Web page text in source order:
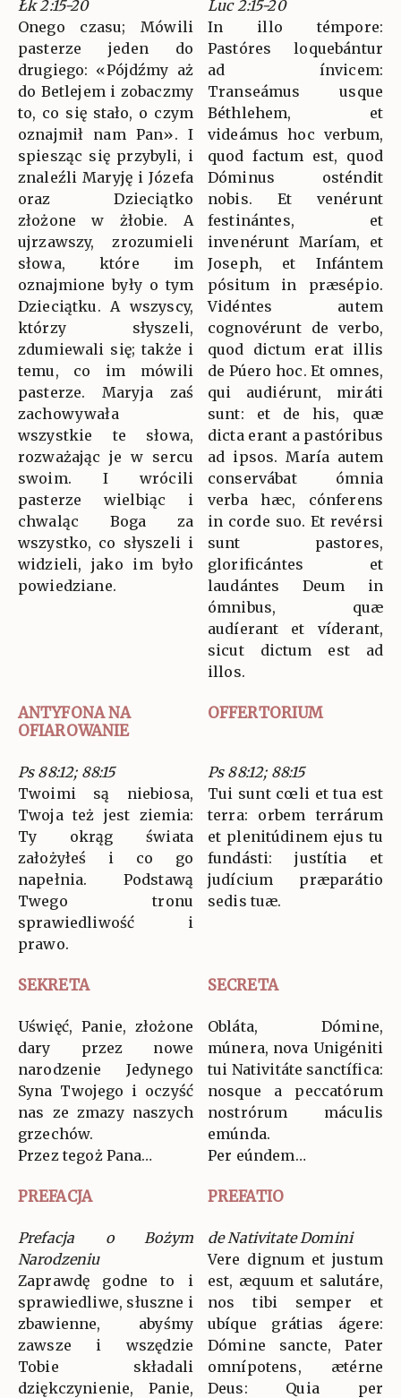
Łk 2:15-20
Onego czasu; Mówili
pasterze jeden do
drugiego: «Pójdźmy aż
do Betlejem i zobaczmy
to, co się stało, o czym
oznajmił nam Pan». I
spiesząc się przybyli, i
znaleźli Maryję i Józefa
oraz Dzieciątko
złożone w żłobie. A
ujrzawszy, zrozumieli
słowa, które im
oznajmione były o tym
Dzieciątku. A wszyscy,
którzy słyszeli,
zdumiewali się; także i
temu, co im mówili
pasterze. Maryja zaś
zachowywała
wszystkie te słowa,
rozważając je w sercu
swoim. I wrócili
pasterze wielbiąc i
chwaląc Boga za
wszystko, co słyszeli i
widzieli, jako im było
powiedziane.
Luc 2:15-20
In illo témpore:
Pastóres loquebántur
ad ínvicem:
Transeámus usque
Béthlehem, et
videámus hoc verbum,
quod factum est, quod
Dóminus osténdit
nobis. Et venérunt
festinántes, et
invenérunt Maríam, et
Joseph, et Infántem
pósitum in præsépio.
Vidéntes autem
cognovérunt de verbo,
quod dictum erat illis
de Púero hoc. Et omnes,
qui audiérunt, miráti
sunt: et de his, quæ
dicta erant a pastóribus
ad ipsos. María autem
conservábat ómnia
verba hæc, cónferens
in corde suo. Et revérsi
sunt pastores,
glorificántes et
laudántes Deum in
ómnibus, quæ
audíerant et víderant,
sicut dictum est ad
illos.
ANTYFONA NA
OFIAROWANIE
OFFERTORIUM
Ps 88:12; 88:15
Twoimi są niebiosa,
Twoja też jest ziemia:
Ty okrąg świata
założyłeś i co go
napełnia. Podstawą
Twego tronu
sprawiedliwość i
prawo.
Ps 88:12; 88:15
Tui sunt cœli et tua est
terra: orbem terrárum
et plenitúdinem ejus tu
fundásti: justítia et
judícium præparátio
sedis tuæ.
SEKRETA SECRETA
Uświęć, Panie, złożone
dary przez nowe
narodzenie Jedynego
Syna Twojego i oczyść
nas ze zmazy naszych
grzechów.
Przez tegoż Pana…
Obláta, Dómine,
múnera, nova Unigéniti
tui Nativitáte sanctífica:
nosque a peccatórum
nostrórum máculis
emúnda.
Per eúndem…
PREFACJA PREFATIO
Prefacja o Bożym
Narodzeniu
Zaprawdę godne to i
sprawiedliwe, słuszne i
zbawienne, abyśmy
zawsze i wszędzie
Tobie składali
dziękczynienie, Panie,
de Nativitate Domini
Vere dignum et justum
est, æquum et salutáre,
nos tibi semper et
ubíque grátias ágere:
Dómine sancte, Pater
omnípotens, ætérne
Deus: Quia per